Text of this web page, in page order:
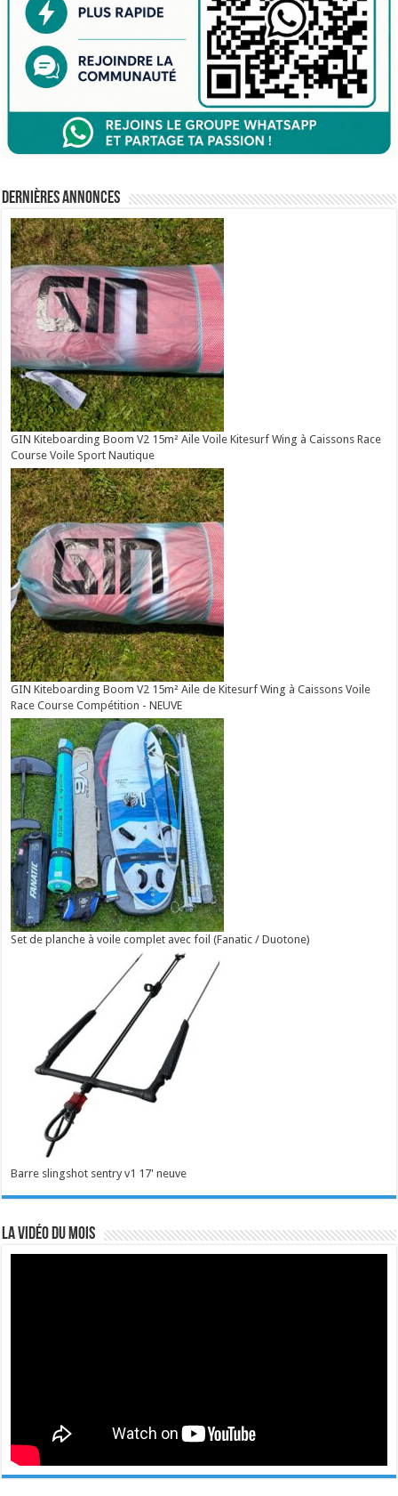
Dernières annonces
GIN Kiteboarding Boom V2 15m² Aile Voile Kitesurf Wing à Caissons Race
Course Voile Sport Nautique
GIN Kiteboarding Boom V2 15m² Aile de Kitesurf Wing à Caissons Voile
Race Course Compétition - NEUVE
Set de planche à voile complet avec foil (Fanatic / Duotone)
Barre slingshot sentry v1 17' neuve
La vidéo du mois